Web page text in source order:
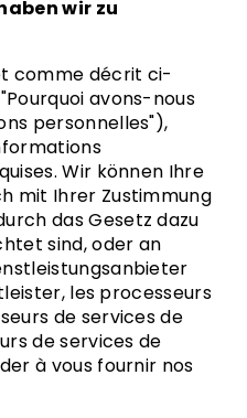
wir zu
comme décrit ci-
avons-nous
personnelles"),
Wir können Ihre
mit Ihrer Zustimmung
das Gesetz dazu
sind, oder an
les processeurs
de services de
de services de
à vous fournir nos